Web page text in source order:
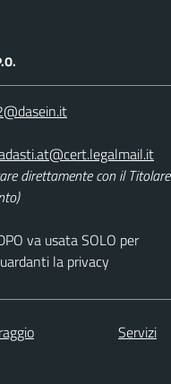
direttamente con il Titolare
va usata SOLO per
la privacy
Servizi